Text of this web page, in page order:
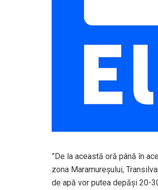
”De la această oră până în
zona Maramureșului,
de apă vor putea depăși 20-